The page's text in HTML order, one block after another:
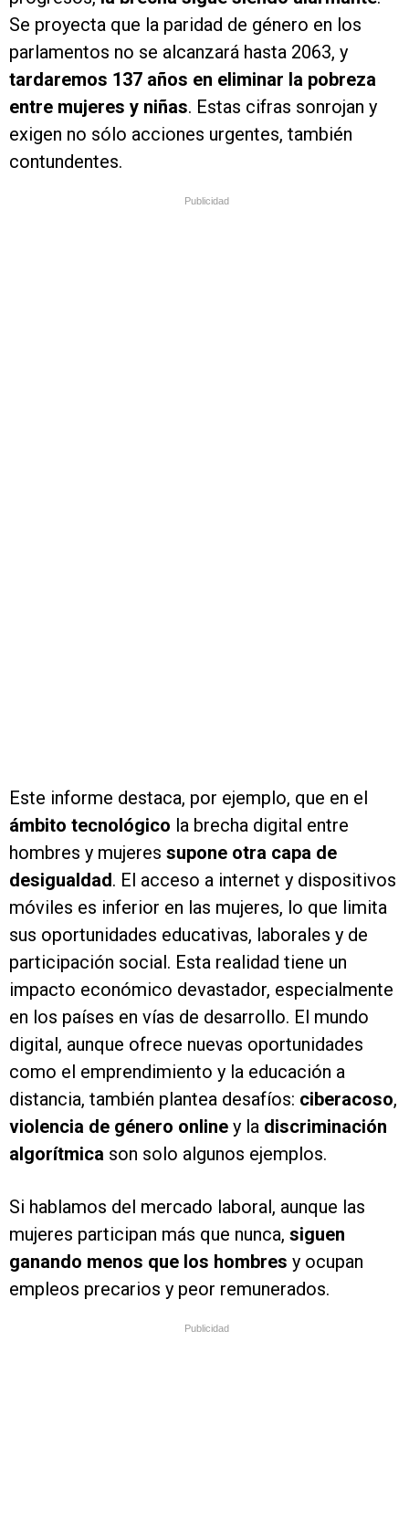
Se proyecta que la paridad de género en los
parlamentos no se alcanzará hasta 2063, y
tardaremos 137 años en eliminar la pobreza
entre mujeres y niñas. Estas cifras sonrojan y
exigen no sólo acciones urgentes, también
contundentes.
Publicidad
Este informe destaca, por ejemplo, que en el
ámbito tecnológico la brecha digital entre
hombres y mujeres supone otra capa de
desigualdad. El acceso a internet y dispositivos
móviles es inferior en las mujeres, lo que limita
sus oportunidades educativas, laborales y de
participación social. Esta realidad tiene un
impacto económico devastador, especialmente
en los países en vías de desarrollo. El mundo
digital, aunque ofrece nuevas oportunidades
como el emprendimiento y la educación a
distancia, también plantea desafíos: ciberacoso,
violencia de género online y la discriminación
algorítmica son solo algunos ejemplos.
Si hablamos del mercado laboral, aunque las
mujeres participan más que nunca, siguen
ganando menos que los hombres y ocupan
empleos precarios y peor remunerados.
Publicidad